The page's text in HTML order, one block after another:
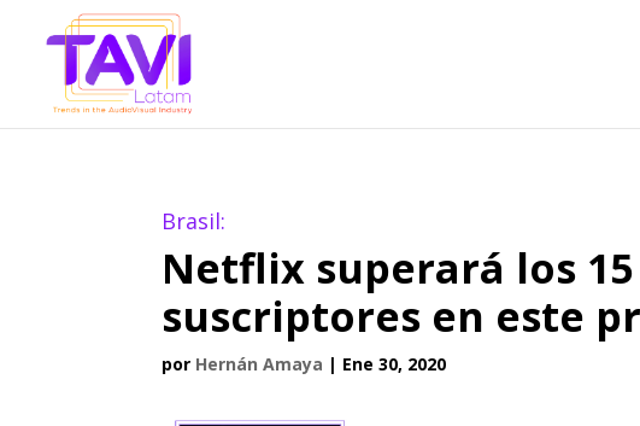
Brasil:
Netflix superará los
suscriptores en este
por Hernán Amaya | Ene 30, 2020